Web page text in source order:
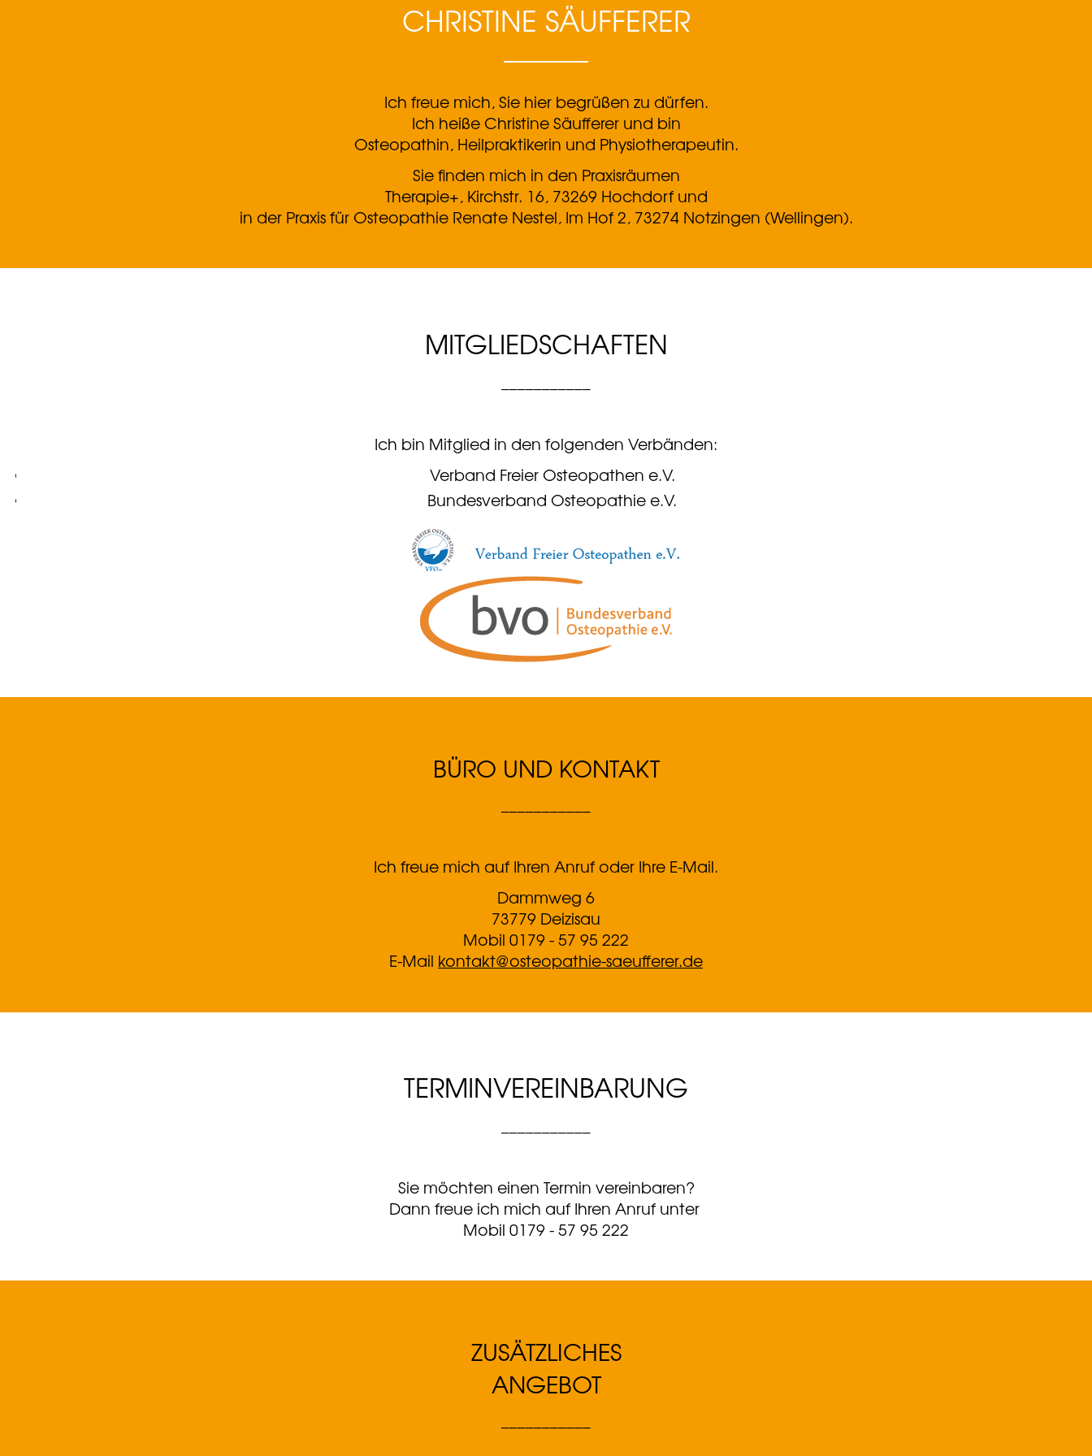
CHRISTINE SÄUFFERER
Ich freue mich,Sie hierbegrüßen zu dürfen.
Ich heiße ChristineSäufferer und bin
Osteopathin, Heilpraktikerin und Physiotherapeutin.
Sie finden mich in den Praxisräumen
Therapie+, Kirchstr. 16, 73269 Hochdorf und
in der Praxis für Osteopathie Renate Nestel, Im Hof 2, 73274 Notzingen (Wellingen).
MITGLIEDSCHAFTEN
Ich bin Mitglied in den folgenden Verbänden:
Verband Freier Osteopathen e.V.
Bundesverband Osteopathie e.V.
BÜRO UNDKONTAKT
Ich freue mich auf Ihren Anruf oder Ihre E-Mail.
Dammweg 6
73779 Deizisau
Mobil 0179 - 57 95 222
E-Mail kontakt@osteopathie-saeufferer.de
TERMIN­VEREINBARUNG
Sie möchten einen Termin vereinbaren?
Dann freue ich mich auf Ihren Anruf unter
Mobil 0179 - 57 95 222
ZUSÄTZLICHES
ANGEBOT